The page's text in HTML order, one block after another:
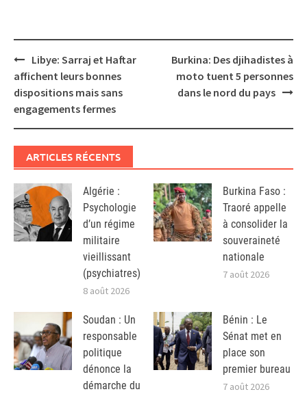
Post
navigation
Libye: Sarraj et Haftar
affichent leurs bonnes
dispositions mais sans
engagements fermes
Burkina: Des djihadistes à
moto tuent 5 personnes
dans le nord du pays
ARTICLES RÉCENTS
Algérie :
Psychologie
d’un régime
militaire
vieillissant
(psychiatres)
8 août 2026
Burkina Faso :
Traoré appelle
à consolider la
souveraineté
nationale
7 août 2026
Soudan : Un
responsable
politique
dénonce la
démarche du
Bénin : Le
Sénat met en
place son
premier bureau
7 août 2026